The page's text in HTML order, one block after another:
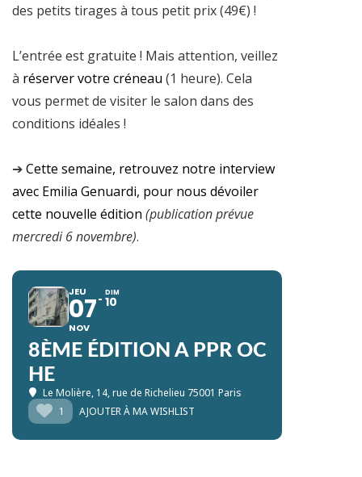
des petits tirages à tous petit prix (49€) !
L’entrée est gratuite ! Mais attention, veillez
à réserver votre créneau (1 heure). Cela
vous permet de visiter le salon dans des
conditions idéales !
➔Cette semaine, retrouvez notre interview
avec Emilia Genuardi, pour nous dévoiler
cette nouvelle édition (publication prévue
mercredi 6 novembre).
JEU
07
NOV
DIM
10
8ÈME ÉDITION A PPR OC
HE
Le Molière, 14, rue de Richelieu 75001 Paris
1
AJOUTER À MA WISHLIST